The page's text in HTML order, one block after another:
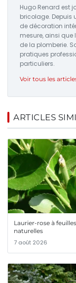
Hugo Renard est
bricolage. Depuis
de décoration
mesure, ainsi que
de la plomberie.
pratiques
particuliers.
Voir tous les
ARTICLES
Laurier-rose à
naturelles
7 août 2026